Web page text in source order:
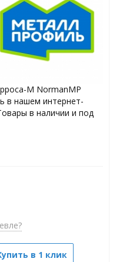
M NormanMP
в нашем интернет-
в наличии и под
в 1 клик